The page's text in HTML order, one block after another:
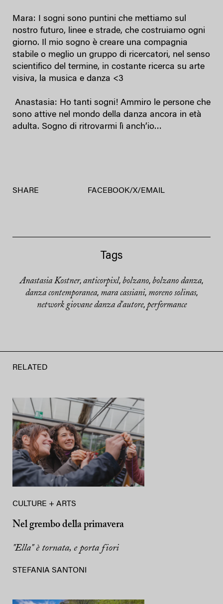
Mara: I sogni sono puntini che mettiamo sul
nostro futuro, linee e strade, che costruiamo ogni
giorno. Il mio sogno è creare una compagnia
stabile o meglio un gruppo di ricercatori, nel senso
scientifico del termine, in costante ricerca su arte
visiva, la musica e danza <3
Anastasia: Ho tanti sogni! Ammiro le persone che
sono attive nel mondo della danza ancora in età
adulta. Sogno di ritrovarmi lì anch’io…
SHARE FACEBOOK/X/ EMAIL
Tags
Anastasia Kostner, anticorpixl, bolzano, bolzano danza,
danza contemporanea, mara cassiani, moreno solinas,
network giovane danza d'autore, performance
RELATED
CULTURE + ARTS
Nel grembo della primavera
"Ella" è tornata, e porta fiori
STEFANIA SANTONI